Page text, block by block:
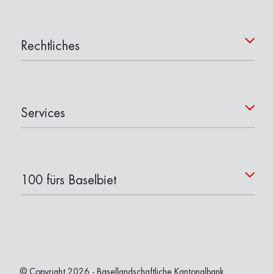
Rechtliches
Services
100 fürs Baselbiet
© Copyright 2026 - Basellandschaftliche Kantonalbank